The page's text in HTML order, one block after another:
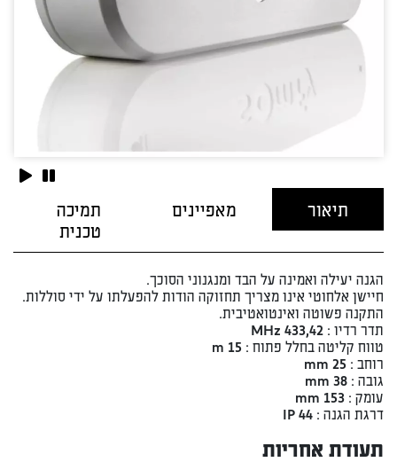
תיאור מאפיינים
תמיכה
טכנית
הגנה יעילה ואמינה על הבד ומנגנוני הסוכך.
חיישן אלחוטי אינו מצריך תחזוקה הודות להפעלתו על ידי סוללות.
התקנה פשוטה ואינטואטיבית.
תדר רדיו : 433,42 MHz
טווח קליטה בחלל פתוח : 15 m
רוחב : 25 mm
גובה : 38 mm
עומק : 153 mm
דרגת הגנה : IP 44
תעודת אחריות